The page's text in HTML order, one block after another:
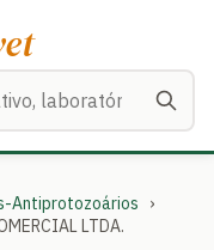
Antiprotozoários
›
LTDA.